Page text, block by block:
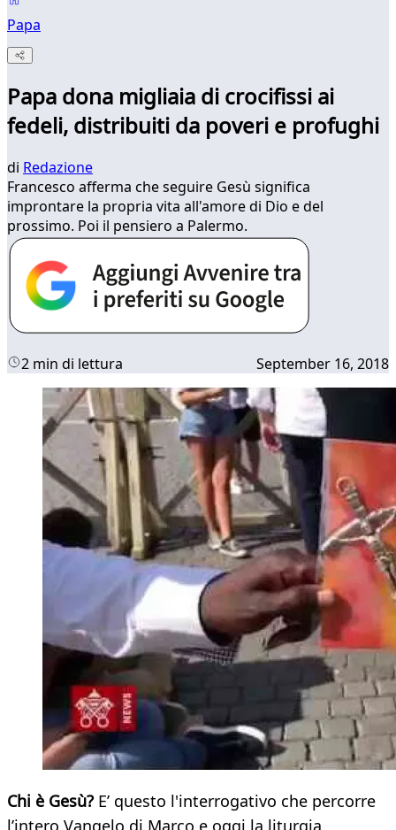
Papa
Papa dona migliaia di crocifissi ai
fedeli, distribuiti da poveri e profughi
di Redazione
Francesco afferma che seguire Gesù significa
improntare la propria vita all'amore di Dio e del
prossimo. Poi il pensiero a Palermo.
2 min di lettura September 16, 2018
Chi è Gesù? E’ questo l'interrogativo che percorre
l’intero Vangelo di Marco e oggi la liturgia